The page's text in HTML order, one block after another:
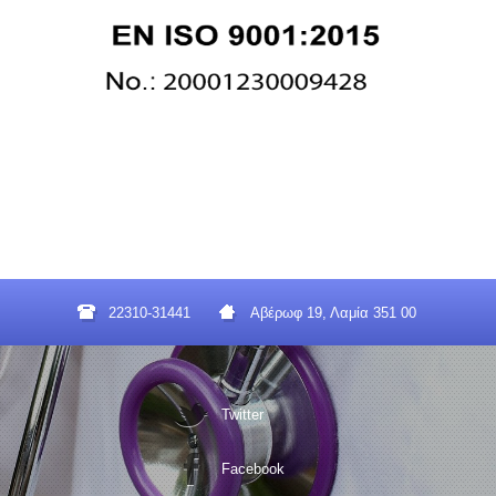
Αβέρωφ 19, Λαμία 351 00
22310-31441
Twitter
Facebook